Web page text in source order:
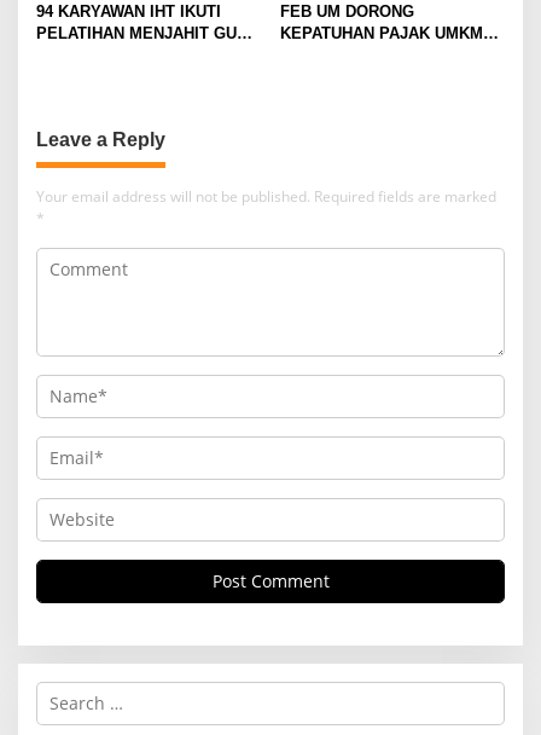
94 KARYAWAN IHT IKUTI
PELATIHAN MENJAHIT GUNA
FEB UM DORONG
KEPATUHAN PAJAK UMKM
Leave a Reply
Your email address will not be published. Required fields are marked
*
S